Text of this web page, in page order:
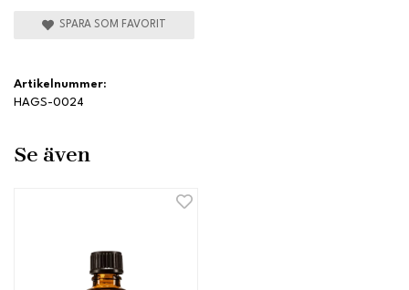
SPARA SOM FAVORIT
Artikelnummer:
HAGS-0024
Se även